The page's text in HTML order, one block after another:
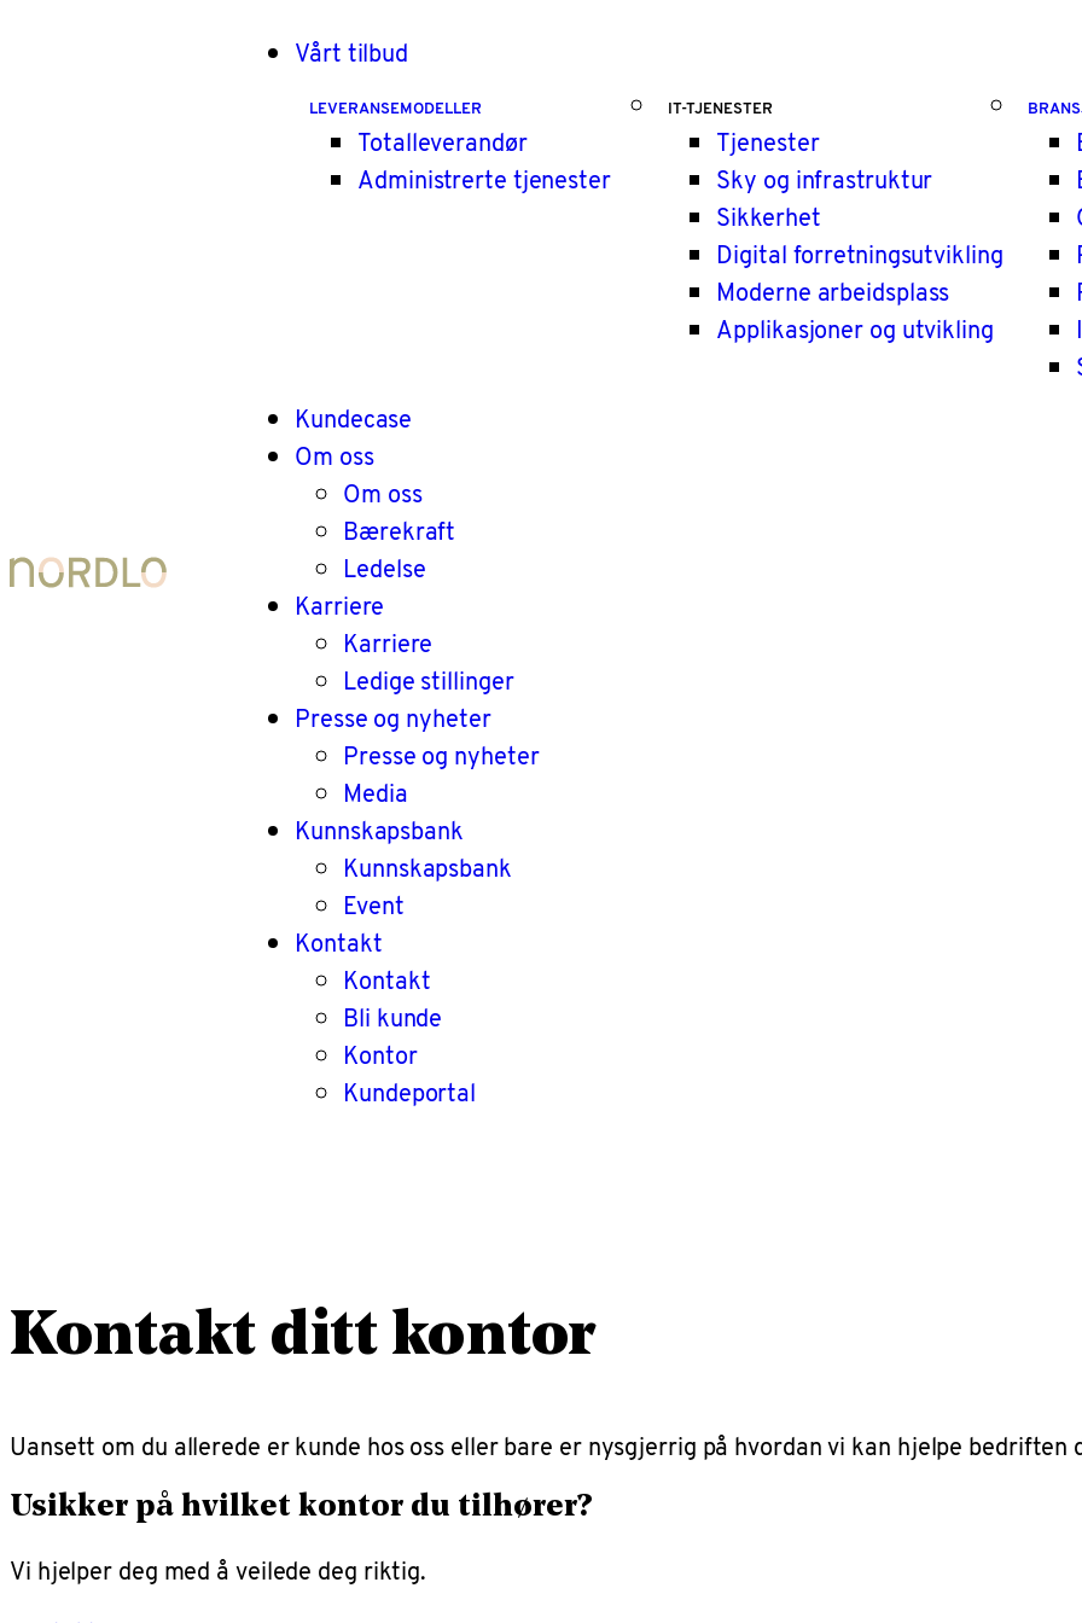
Vårt tilbud
LEVERANSEMODELLER
Totalleverandør
Administrerte tjenester
IT-TJENESTER
Tjenester
Sky og infrastruktur
Sikkerhet
Digital forretningsutvikling
Moderne arbeidsplass
Applikasjoner og utvikling
Kundecase
Om oss
Om oss
Bærekraft
Ledelse
Karriere
Karriere
Ledige stillinger
Presse og nyheter
Presse og nyheter
Media
Kunnskapsbank
Kunnskapsbank
Event
Kontakt
Kontakt
Bli kunde
Kontor
Kundeportal
Kontakt ditt kontor
Uansett om du allerede er kunde hos oss eller bare er nysgjerrig på hvordan vi kan hjelpe
Usikker på hvilket kontor du tilhører?
Vi hjelper deg med å veilede deg riktig.